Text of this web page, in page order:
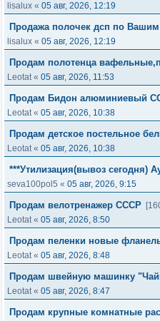
lisalux « 05 авг, 2026, 12:19
Продажа полочек дсп по
lisalux « 05 авг, 2026, 12:19
Продам полотенца
Leotat« 05 авг, 2026, 11:53
Продам Бидон алюминиевый
Leotat« 05 авг, 2026, 10:38
Продам детское постельное
Leotat« 05 авг, 2026, 10:38
***Утилизация(вывоз сегодня)
seva100pol5 « 05 авг, 2026, 9:15
Продам велотренажер СССР
Leotat« 05 авг, 2026, 8:50
Продам пеленки новые
Leotat« 05 авг, 2026, 8:48
Продам швейную машинку
Leotat« 05 авг, 2026, 8:47
Продам крупные комнатные